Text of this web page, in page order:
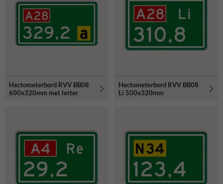
Hectometerbord RVV BB08
600x320mm met letter
Hectometerbord RVV BB08
Li 500x320mm